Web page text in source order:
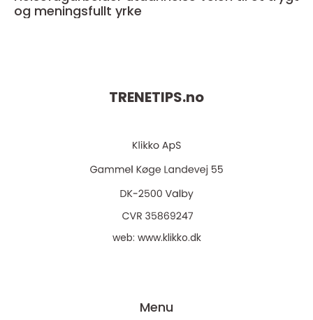
og meningsfullt yrke
TRENETIPS.no
web: www.klikko.dk
Menu